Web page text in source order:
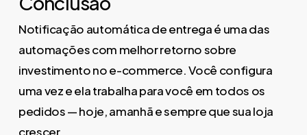
Notificação automática de entrega é uma das
automações com melhor retorno sobre
investimento no e-commerce. Você configura
uma vez e ela trabalha para você em todos os
pedidos — hoje, amanhã e sempre que sua loja
crescer.